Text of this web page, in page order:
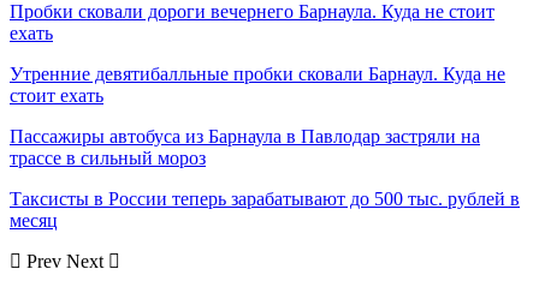
Пробки сковали дороги вечернего Барнаула. Куда не стоит
ехать
Утренние девятибалльные пробки сковали Барнаул. Куда не
стоит ехать
Пассажиры автобуса из Барнаула в Павлодар застряли на
трассе в сильный мороз
Таксисты в России теперь зарабатывают до 500 тыс. рублей в
месяц
Prev Next